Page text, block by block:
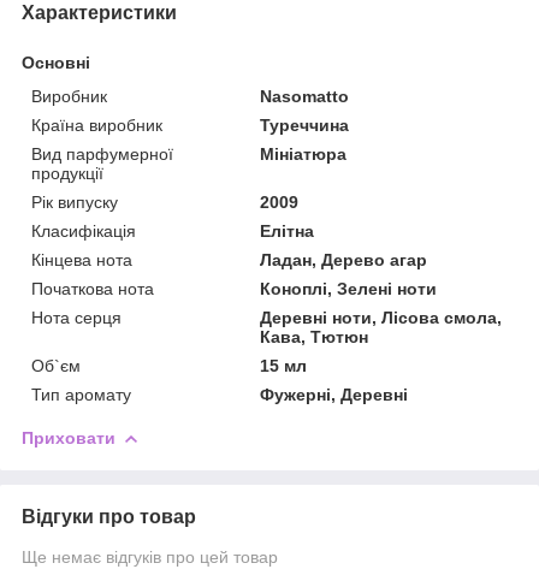
Характеристики
Основні
Виробник
Nasomatto
Країна виробник
Туреччина
Вид парфумерної
продукції
Мініатюра
Рік випуску
2009
Класифікація
Елітна
Кінцева нота
Ладан, Дерево агар
Початкова нота
Коноплі, Зелені ноти
Нота серця
Деревні ноти, Лісова смола,
Кава, Тютюн
Об`єм
15 мл
Тип аромату
Фужерні, Деревні
Приховати
Відгуки про товар
Ще немає відгуків про цей товар